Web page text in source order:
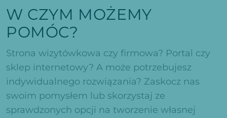
W CZYM MOŻEMY
POMÓC?
Strona wizytówkowa czy firmowa? Portal czy
sklep internetowy? A może potrzebujesz
indywidualnego rozwiązania? Zaskocz nas
swoim pomysłem lub skorzystaj ze
sprawdzonych opcji na tworzenie własnej